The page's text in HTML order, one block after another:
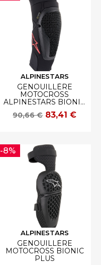
ALPINESTARS
GENOUILLÈRE
MOTOCROSS
ALPINESTARS BIONIC
FLEX
90,66 € 83,41 €
ALPINESTARS
GENOUILLÈRE
MOTOCROSS BIONIC
PLUS
-8%